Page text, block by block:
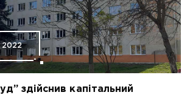
2022
здійснив капітальний